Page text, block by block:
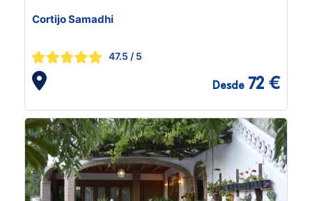
Cortijo Samadhi
47.5 / 5
Desde 72 €